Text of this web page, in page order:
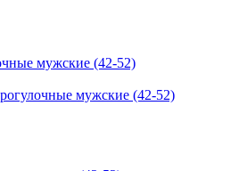
мужские (42-52)